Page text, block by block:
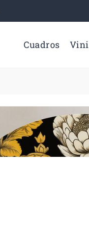
Cuadros